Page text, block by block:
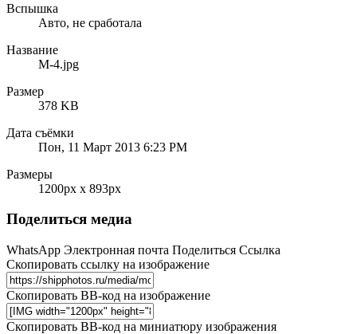
Вспышка
Авто, не сработала
Название
M-4.jpg
Размер
378 KB
Дата съёмки
Пон, 11 Март 2013 6:23 PM
Размеры
1200px x 893px
Поделиться медиа
WhatsApp Электронная почта Поделиться Ссылка
Скопировать ссылку на изображение
Скопировать BB-код на изображение
Скопировать BB-код на миниатюру изображения